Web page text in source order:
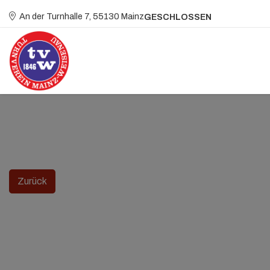
An der Turnhalle 7, 55130 MainzGESCHLOSSEN
Zurück